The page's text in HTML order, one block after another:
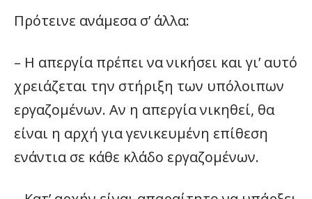
Πρότεινε ανάμεσα σ’ άλλα:
– Η απεργία πρέπει να νικήσει και γι’ αυτό
χρειάζεται την στήριξη των υπόλοιπων
εργαζομένων. Αν η απεργία νικηθεί, θα
είναι η αρχή για γενικευμένη επίθεση
ενάντια σε κάθε κλάδο εργαζομένων.